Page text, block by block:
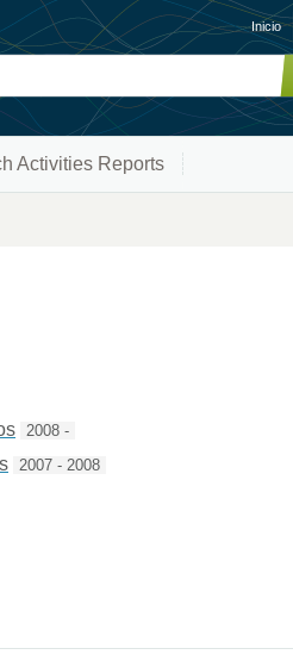
Inicio
Activities Reports
2008 -
2007 - 2008